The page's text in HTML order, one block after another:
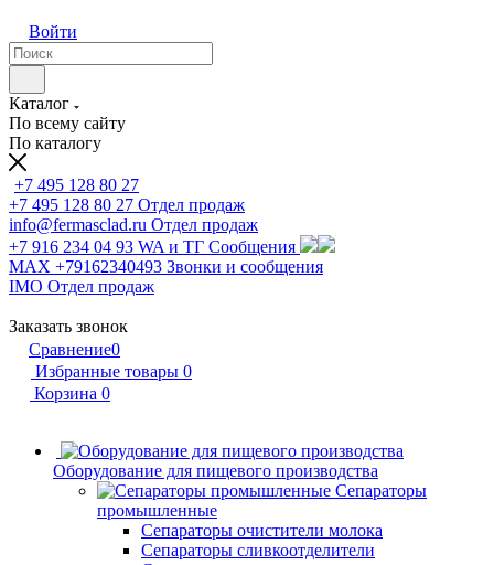
Войти
Каталог
По всему сайту
По каталогу
+7 495 128 80 27
+7 495 128 80 27 Отдел продаж
info@fermasclad.ru Отдел продаж
+7 916 234 04 93 WA и ТГ Сообщения
MAX +79162340493 Звонки и сообщения
IMO Отдел продаж
Заказать звонок
Сравнение0
Избранные товары 0
Корзина 0
Оборудование для пищевого производства
Сепараторы
промышленные
Сепараторы очистители молока
Сепараторы сливкоотделители